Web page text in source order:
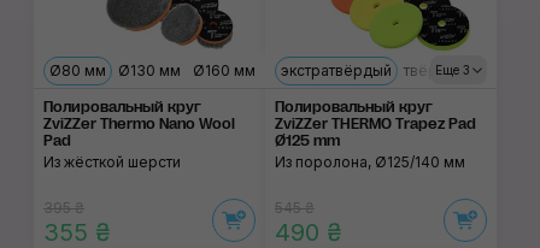
Ø80 мм Ø130 мм Ø160 мм
Полировальный круг
ZviZZer Thermo Nano Wool
Pad
Из жёсткой шерсти
395 ₴
355 ₴
Еще 3
экстратвёрдый твёрдый мягкий
Полировальный круг
ZviZZer THERMO Trapez Pad
Ø125 mm
Из поролона, Ø125/140 мм
545 ₴
490 ₴